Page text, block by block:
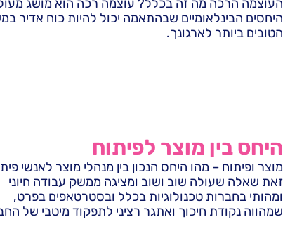
העוצמה הרכה מה זה בכלל? עוצמה רכה הוא מושג
היחסים הבינלאומיים שבהתאמה יכול להיות כוח אדיר
הטובים ביותר לארגונך.
היחס בין מוצר לפיתוח
מוצר ופיתוח – מהו היחס הנכון בין מנהלי מוצר לאנשי
זאת שאלה שעולה שוב ושוב ומציגה ממשק עבודה חיוני
ומהותי בחברות טכנולוגיות בכלל ובסטרטאפים בפרט,
שמהווה נקודת חיכוך ואתגר רציני לתפקוד מיטבי של